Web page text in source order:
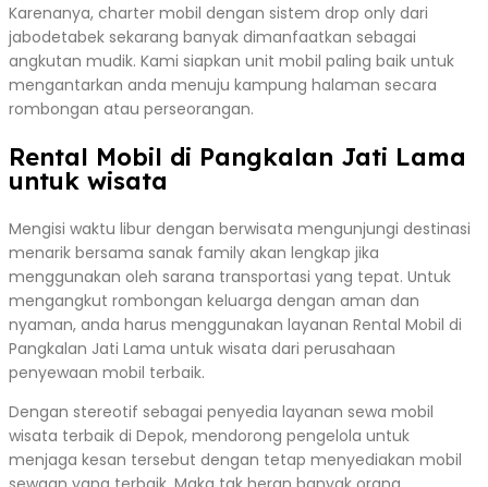
Karenanya, charter mobil dengan sistem drop only dari
jabodetabek sekarang banyak dimanfaatkan sebagai
angkutan mudik. Kami siapkan unit mobil paling baik untuk
mengantarkan anda menuju kampung halaman secara
rombongan atau perseorangan.
Rental Mobil di Pangkalan Jati Lama
untuk wisata
Mengisi waktu libur dengan berwisata mengunjungi destinasi
menarik bersama sanak family akan lengkap jika
menggunakan oleh sarana transportasi yang tepat. Untuk
mengangkut rombongan keluarga dengan aman dan
nyaman, anda harus menggunakan layanan Rental Mobil di
Pangkalan Jati Lama untuk wisata dari perusahaan
penyewaan mobil terbaik.
Dengan stereotif sebagai penyedia layanan sewa mobil
wisata terbaik di Depok, mendorong pengelola untuk
menjaga kesan tersebut dengan tetap menyediakan mobil